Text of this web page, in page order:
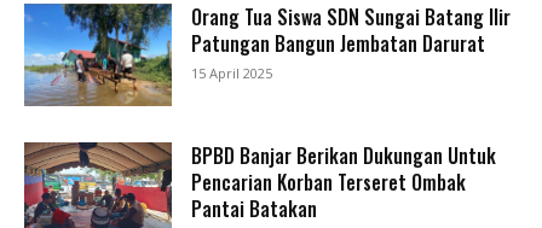
Orang Tua Siswa SDN Sungai Batang Ilir
Patungan Bangun Jembatan Darurat
15 April 2025
BPBD Banjar Berikan Dukungan Untuk
Pencarian Korban Terseret Ombak
Pantai Batakan